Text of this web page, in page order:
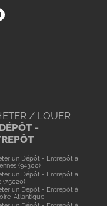
/ LOUER
-
un Dépôt - Entrepôt à
(94300)
un Dépôt - Entrepôt à
(75020)
un Dépôt - Entrepôt à
Atlantique